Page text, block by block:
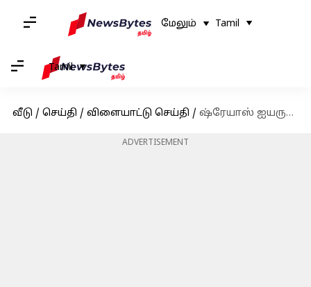
மேலும் Tamil
Tamil
வீடு / செய்தி / விளையாட்டு செய்தி / ஷ்ரேயாஸ் ஐயருக்கு ஏற்பட்ட காயம் இதுதான்; அதிகாரப்பூர்வ அறிக்கை வெளியிட்டது பிசிசிஐ
ADVERTISEMENT